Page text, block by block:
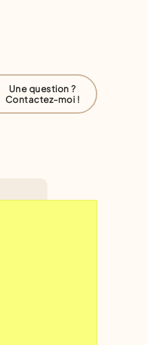
Une question ?
Contactez-moi !